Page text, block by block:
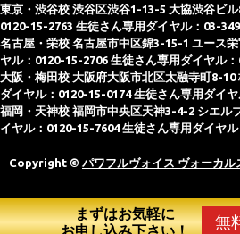
まずはお気軽に
お申し込み下さい！
無
東京・渋谷校 渋谷区渋谷1-13-5 大協渋谷ビル
0120-15-2763 生徒さん専用ダイヤル：03-
名古屋・栄校 名古屋市中区錦3-15-1 ユース
ヤル：0120-15-2706 生徒さん専用ダイヤル
大阪・梅田校 大阪府大阪市北区太融寺町8-10
ダイヤル：0120-15-0174 生徒さん専用ダイ
福岡・天神校 福岡市中央区天神3-4-2 シエル
イヤル：0120-15-7604 生徒さん専用ダイヤ
Copyright © パワフルヴォイス ヴォーカル